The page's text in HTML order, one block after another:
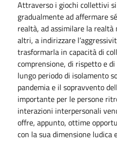
Attraverso i giochi collettivi
gradualmente ad affermare
realtà, ad assimilare la
altri, a indirizzare
trasformarla in capacità di
comprensione, di rispetto e di
lungo periodo di isolamento
pandemia e il sopravvento
importante per le persone
interazioni interpersonali
offre, appunto, ottime
con la sua dimensione ludica